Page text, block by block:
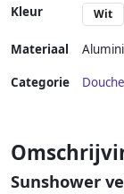
Kleur Wit
Materiaal
Categorie Douche
Sunshower